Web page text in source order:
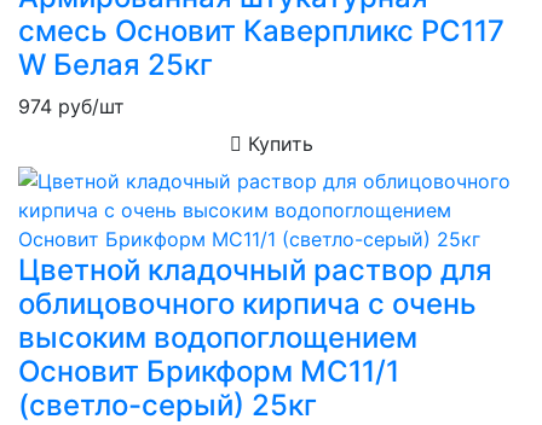
смесь Основит Каверпликс PC117
W Белая 25кг
974 руб/шт
Купить
Цветной кладочный раствор для
облицовочного кирпича с очень
высоким водопоглощением
Основит Брикформ MC11/1
(светло-серый) 25кг